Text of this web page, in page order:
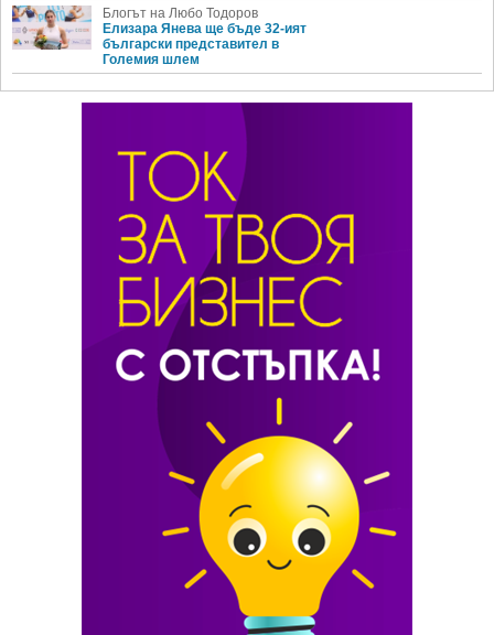
Блогът на Любо Тодоров
Елизара Янева ще бъде 32-ият
български представител в
Големия шлем